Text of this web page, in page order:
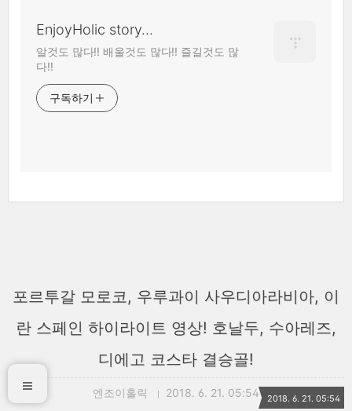
EnjoyHolic story...
알것도 많다!! 배울것도 많다!! 즐길것도 많
다!!
구독하기
포르투갈 모로코, 우루과이 사우디아라비아, 이
란 스페인 하이라이트 영상! 호날두, 수아레즈,
디에고 코스타 결승골!
엔조이홀릭 2018. 6. 21. 05:54 2018. 6. 21. 05:54